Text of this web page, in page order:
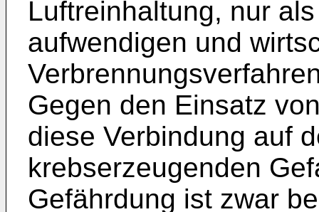
Luftreinhaltung, nur
aufwendigen und
Gegen den Einsatz
diese Verbindung auf
krebserzeugenden
Gefährdung ist zwar